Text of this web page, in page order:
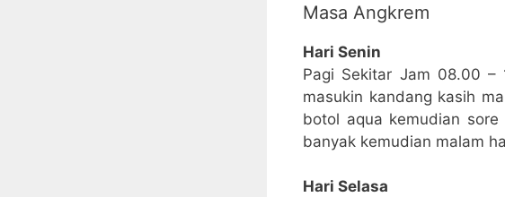
Masa Angkrem
Hari Senin
Pagi Sekitar Jam 08.00 –
masukin kandang kasih
botol aqua kemudian
banyak kemudian malam
Hari Selasa